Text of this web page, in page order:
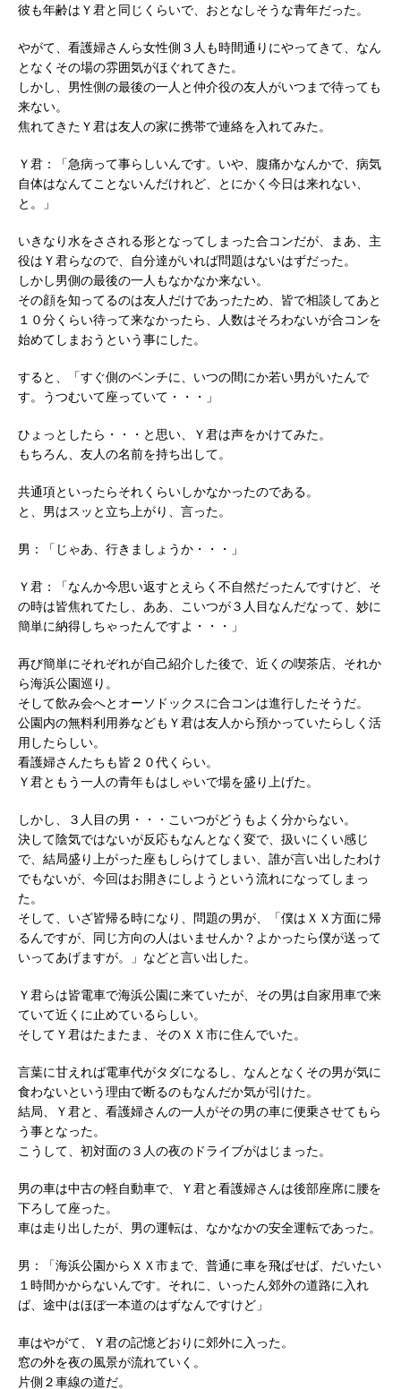
彼も年齢はＹ君と同じくらいで、おとなしそうな青年だった。
やがて、看護婦さんら女性側３人も時間通りにやってきて、なん
となくその場の雰囲気がほぐれてきた。
しかし、男性側の最後の一人と仲介役の友人がいつまで待っても
来ない。
焦れてきたＹ君は友人の家に携帯で連絡を入れてみた。
Ｙ君：「急病って事らしいんです。いや、腹痛かなんかで、病気
自体はなんてことないんだけれど、とにかく今日は来れない、
と。」
いきなり水をさされる形となってしまった合コンだが、まあ、主
役はＹ君らなので、自分達がいれば問題はないはずだった。
しかし男側の最後の一人もなかなか来ない。
その顔を知ってるのは友人だけであったため、皆で相談してあと
１０分くらい待って来なかったら、人数はそろわないが合コンを
始めてしまおうという事にした。
すると、「すぐ側のベンチに、いつの間にか若い男がいたんで
す。うつむいて座っていて・・・」
ひょっとしたら・・・と思い、Ｙ君は声をかけてみた。
もちろん、友人の名前を持ち出して。
共通項といったらそれくらいしかなかったのである。
と、男はスッと立ち上がり、言った。
男：「じゃあ、行きましょうか・・・」
Ｙ君：「なんか今思い返すとえらく不自然だったんですけど、そ
の時は皆焦れてたし、ああ、こいつが３人目なんだなって、妙に
簡単に納得しちゃったんですよ・・・」
再び簡単にそれぞれが自己紹介した後で、近くの喫茶店、それか
ら海浜公園巡り。
そして飲み会へとオーソドックスに合コンは進行したそうだ。
公園内の無料利用券などもＹ君は友人から預かっていたらしく活
用したらしい。
看護婦さんたちも皆２０代くらい。
Ｙ君ともう一人の青年もはしゃいで場を盛り上げた。
しかし、３人目の男・・・こいつがどうもよく分からない。
決して陰気ではないが反応もなんとなく変で、扱いにくい感じ
で、結局盛り上がった座もしらけてしまい、誰が言い出したわけ
でもないが、今回はお開きにしようという流れになってしまっ
た。
そして、いざ皆帰る時になり、問題の男が、「僕はＸＸ方面に帰
るんですが、同じ方向の人はいませんか？よかったら僕が送って
いってあげますが。」などと言い出した。
Ｙ君らは皆電車で海浜公園に来ていたが、その男は自家用車で来
ていて近くに止めているらしい。
そしてＹ君はたまたま、そのＸＸ市に住んでいた。
言葉に甘えれば電車代がタダになるし、なんとなくその男が気に
食わないという理由で断るのもなんだか気が引けた。
結局、Ｙ君と、看護婦さんの一人がその男の車に便乗させてもら
う事となった。
こうして、初対面の３人の夜のドライブがはじまった。
男の車は中古の軽自動車で、Ｙ君と看護婦さんは後部座席に腰を
下ろして座った。
車は走り出したが、男の運転は、なかなかの安全運転であった。
男：「海浜公園からＸＸ市まで、普通に車を飛ばせば、だいたい
１時間かからないんです。それに、いったん郊外の道路に入れ
ば、途中はほぼ一本道のはずなんですけど」
車はやがて、Ｙ君の記憶どおりに郊外に入った。
窓の外を夜の風景が流れていく。
片側２車線の道だ。